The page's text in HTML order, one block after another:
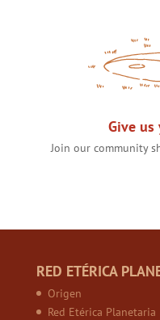
Give
Join our community
RED ETÉRICA
Origen
Red Etérica Planetaria